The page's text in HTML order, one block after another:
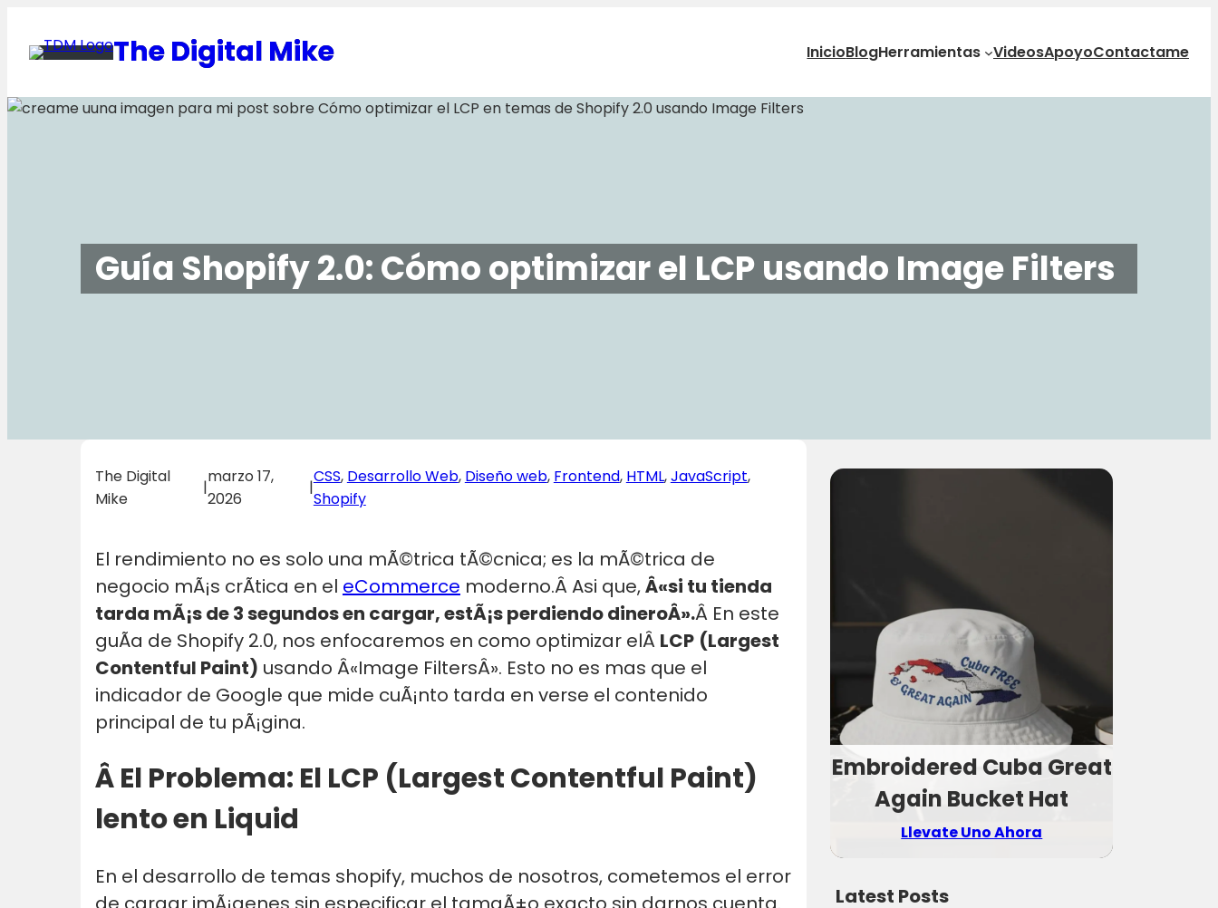
contenido
The Digital Mike InicioBlogHerramientas VideosApoyoContactame
Guía Shopify 2.0: Cómo optimizar el LCP usando Image Filters
The Digital
Mike
|
marzo 17,
2026
|
CSS, Desarrollo Web, Diseño web, Frontend, HTML, JavaScript,
Shopify
El rendimiento no es solo una mÃ©trica tÃ©cnica; es la mÃ©trica de
negocio mÃ¡s crÃ­tica en el eCommerce moderno.Â Asi que,Â«si tu tienda
tarda mÃ¡s de 3 segundos en cargar, estÃ¡s perdiendo dineroÂ».Â En este
guÃ­a de Shopify 2.0, nos enfocaremos en como optimizar elÂ LCP (Largest
Contentful Paint) usando Â«Image FiltersÂ». Esto no es mas que el
indicador de Google que mide cuÃ¡nto tarda en verse el contenido
principal de tu pÃ¡gina.
Â El Problema: El LCP (Largest Contentful Paint)
lento en Liquid
En el desarrollo de temas shopify, muchos de nosotros, cometemos el error
Embroidered Cuba Great
Again Bucket Hat
Llevate Uno Ahora
Latest Posts